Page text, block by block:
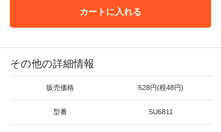
カートに入れる
その他の詳細情報
販売価格 528円(税48円)
型番 SU6811